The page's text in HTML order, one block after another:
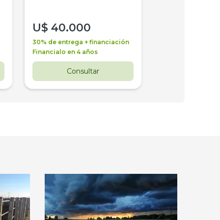
U$ 40.000
30% de entrega + financiación
Financialo en 4 años
Consultar